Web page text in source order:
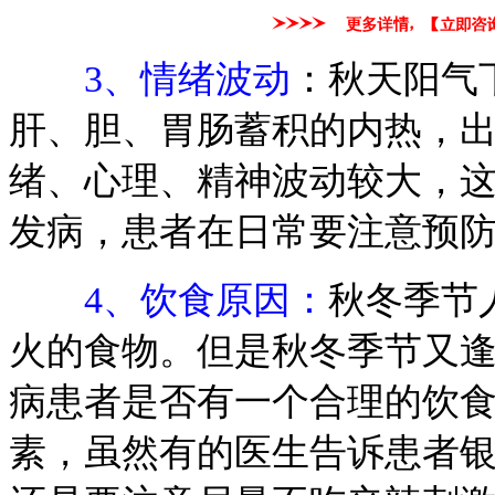
3、情绪波动 ：秋天阳
肝、胆、胃肠蓄积的内热，
绪、心理、精神波动较大，
发病，患者在日常要注意预
4、饮食原因： 秋冬季节
火的食物。但是秋冬季节又
病患者是否有一个合理的饮
素，虽然有的医生告诉患者